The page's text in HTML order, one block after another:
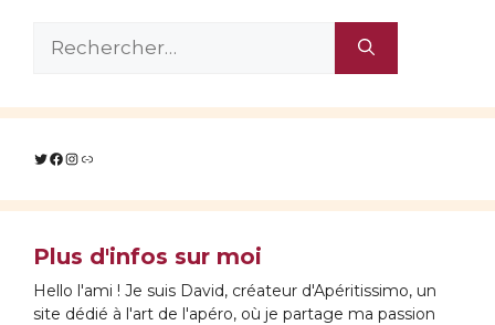
Twitter
Facebook
Instagram
Lien
Plus d'infos sur moi
Hello l'ami ! Je suis David, créateur d'Apéritissimo, un
site dédié à l'art de l'apéro, où je partage ma passion